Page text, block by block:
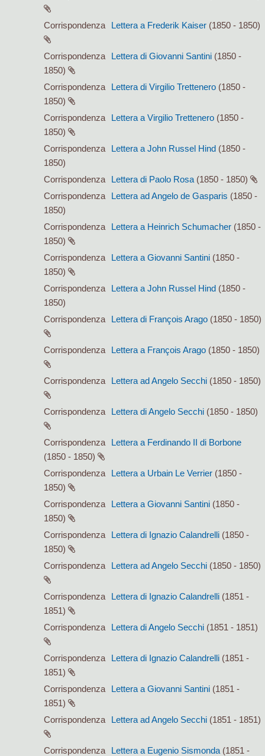
Corrispondenza Lettera a Frederik Kaiser (1850 - 1850)
Corrispondenza Lettera di Giovanni Santini (1850 -
1850)
Corrispondenza
Lettera di Virgilio Trettenero (1850 -
1850)
Corrispondenza
Lettera a Virgilio Trettenero (1850 -
1850)
Corrispondenza
Lettera a John Russel Hind (1850 -
1850)
Corrispondenza
Lettera di Paolo Rosa (1850 - 1850)
Corrispondenza
Lettera ad Angelo de Gasparis (1850 -
1850)
Corrispondenza
Lettera a Heinrich Schumacher (1850 -
1850)
Corrispondenza
Lettera a Giovanni Santini (1850 -
1850)
Corrispondenza
Lettera a John Russel Hind (1850 -
1850)
Corrispondenza
Lettera di François Arago (1850 - 1850)
Corrispondenza Lettera a François Arago (1850 - 1850)
Corrispondenza Lettera ad Angelo Secchi (1850 - 1850)
Corrispondenza Lettera di Angelo Secchi (1850 - 1850)
Corrispondenza
Lettera a Ferdinando II di Borbone
(1850 - 1850)
Corrispondenza
Lettera a Urbain Le Verrier (1850 -
1850)
Corrispondenza
Lettera a Giovanni Santini (1850 -
1850)
Corrispondenza
Lettera di Ignazio Calandrelli (1850 -
1850)
Corrispondenza
Lettera ad Angelo Secchi (1850 - 1850)
Corrispondenza Lettera di Ignazio Calandrelli (1851 -
1851)
Corrispondenza
Lettera di Angelo Secchi (1851 - 1851)
Corrispondenza Lettera di Ignazio Calandrelli (1851 -
1851)
Corrispondenza
Lettera a Giovanni Santini (1851 -
1851)
Corrispondenza
Lettera ad Angelo Secchi (1851 - 1851)
Corrispondenza Lettera a Eugenio Sismonda (1851 -